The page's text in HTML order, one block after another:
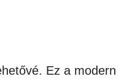
Ez a modern